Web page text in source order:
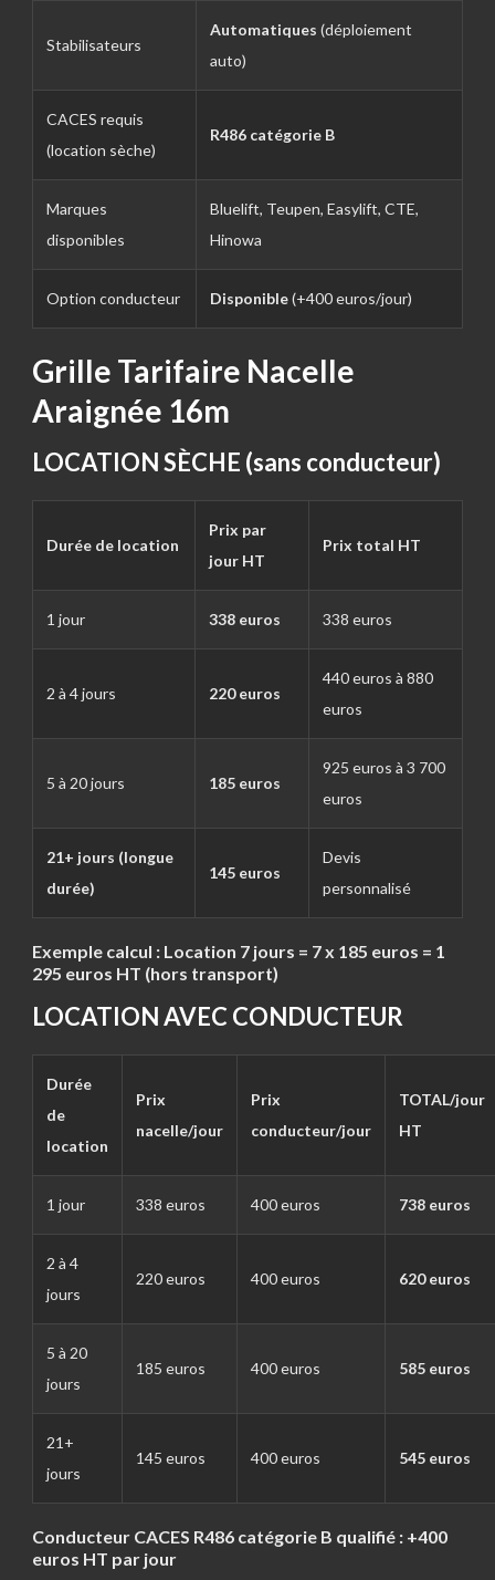
Stabilisateurs
Automatiques (déploiement
auto)
CACES requis
(location sèche)
R486 catégorie B
Marques
disponibles
Bluelift, Teupen, Easylift, CTE,
Hinowa
Option conducteur Disponible(+400 euros/jour)
Grille Tarifaire Nacelle
Araignée 16m
LOCATION SÈCHE (sans conducteur)
Durée de location
Prix par
jour HT
Prix total HT
1 jour 338 euros 338 euros
2 à 4 jours 220 euros
440 euros à 880
euros
5 à 20 jours 185 euros
925 euros à 3 700
euros
21+ jours (longue
durée)
145 euros
Devis
personnalisé
Exemple calcul : Location 7 jours = 7 x 185 euros = 1
295 euros HT (hors transport)
LOCATION AVEC CONDUCTEUR
Durée
de
location
Prix
nacelle/jour
Prix
conducteur/jour
TOTAL/jour
HT
1 jour 338 euros 400 euros 738 euros
2 à 4
jours
220 euros 400 euros 620 euros
5 à 20
jours
185 euros 400 euros 585 euros
21+
jours
145 euros 400 euros 545 euros
Conducteur CACES R486 catégorie B qualifié : +400
euros HT par jour